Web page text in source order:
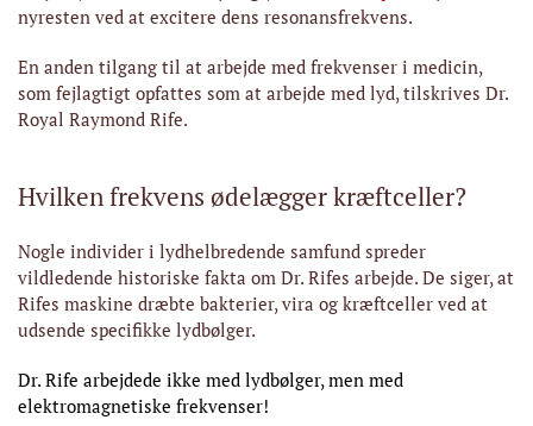
nyresten ved at excitere dens resonansfrekvens.
En anden tilgang til at arbejde med frekvenser i medicin,
som fejlagtigt opfattes som at arbejde med lyd, tilskrives Dr.
Royal Raymond Rife.
Hvilken frekvens ødelægger kræftceller?
Nogle individer i lydhelbredende samfund spreder
vildledende historiske fakta om Dr. Rifes arbejde. De siger, at
Rifes maskine dræbte bakterier, vira og kræftceller ved at
udsende specifikke lydbølger.
Dr. Rife arbejdede ikke med lydbølger, men med
elektromagnetiske frekvenser!